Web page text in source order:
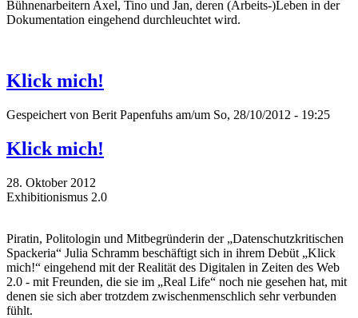
Bühnenarbeitern Axel, Tino und Jan, deren (Arbeits-)Leben in der
Dokumentation eingehend durchleuchtet wird.
Klick mich!
Gespeichert von Berit Papenfuhs am/um So, 28/10/2012 - 19:25
Klick mich!
28. Oktober 2012
Exhibitionismus 2.0
Piratin, Politologin und Mitbegründerin der „Datenschutzkritischen
Spackeria“ Julia Schramm beschäftigt sich in ihrem Debüt „Klick
mich!“ eingehend mit der Realität des Digitalen in Zeiten des Web
2.0 - mit Freunden, die sie im „Real Life“ noch nie gesehen hat, mit
denen sie sich aber trotzdem zwischenmenschlich sehr verbunden
fühlt.